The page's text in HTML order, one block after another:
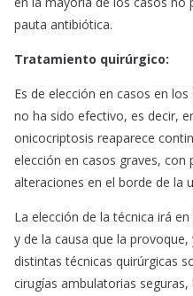
pauta antibiótica.
Tratamiento quirúrgico:
Es de elección en casos en
no ha sido efectivo, es decir,
onicocriptosis reaparece
elección en casos graves, con
alteraciones en el borde de la
La elección de la técnica irá
y de la causa que la
distintas técnicas quirúrgicas
cirugías ambulatorias